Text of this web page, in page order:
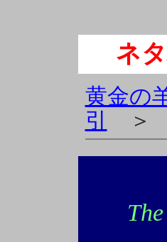
ネ
黄金の
引
＞